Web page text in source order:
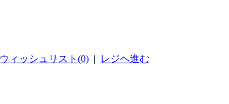
ウィッシュリスト(0) |
レジヘ進む